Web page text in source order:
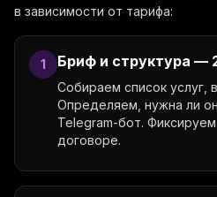
в зависимости от тарифа:
1 Бриф и структура —
Собираем список услуг,
Определяем, нужна ли
Telegram-бот.
договоре.